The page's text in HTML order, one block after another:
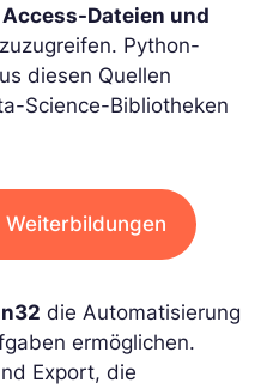
Dateien und
Python-
diesen Quellen
Science-Bibliotheken
die Automatisierung
ermöglichen.
Export, die